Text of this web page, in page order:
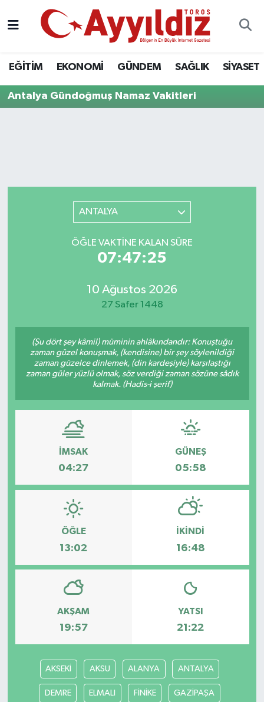
EĞİTİM EKONOMİ GÜNDEM SAĞLIK SİYASET
Antalya Gündoğmuş Namaz Vakitleri
ANTALYA
ÖĞLE VAKTINE KALAN SÜRE
07:47:25
10 Ağustos 2026
27 Safer 1448
(Şu dört şey kâmil) müminin ahlâkındandır: Konuştuğu
zaman güzel konuşmak, (kendisine) bir şey söylenildiği
zaman güzelce dinlemek, (din kardeşiyle) karşılaştığı
zaman güler yüzlü olmak, söz verdiği zaman sözüne sâdık
kalmak. (Hadis-i şerif)
İMSAK
04:27
GÜNEŞ
05:58
ÖĞLE
13:02
İKINDI
16:48
AKŞAM
19:57
YATSI
21:22
AKSEKİ AKSU ALANYA ANTALYA
DEMRE ELMALI FİNİKE GAZİPAŞA